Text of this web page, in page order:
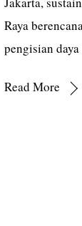
Raya
pengisian
Read More